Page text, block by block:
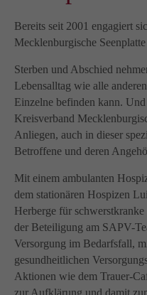
About us
elit.
Aenean commodo ligula
Cum sociis natoque
montes, nascetur
ultricies nec.
Bereits seit 2001 engagiert
Mecklenburgische
Sterben und Abschied
Lebensalltag wie alle
Einzelne befinden kann.
Kreisverband
Anliegen, auch in dieser
Betroffene und deren
Mit einem ambulanten
dem stationären Hospizen
Herberge für
der Beteiligung am SAPV-
Versorgung im Bedarfsfall,
gesundheitlichen
Aktionen wie dem Trauer-
zur Aufklärung und damit